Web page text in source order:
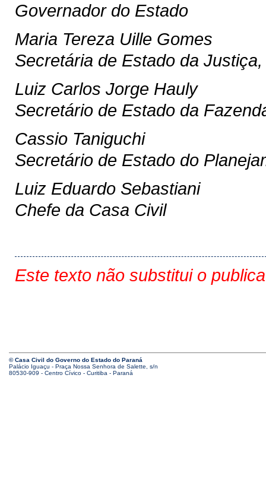
Governador do Estado
Maria Tereza Uille Gomes
Secretária de Estado da
Luiz Carlos Jorge Hauly
Secretário de Estado da
Cassio Taniguchi
Secretário de Estado do
Luiz Eduardo Sebastiani
Chefe da Casa Civil
Este texto não substitui o
© Casa Civil do Governo do Estado do Paraná
Palácio Iguaçu - Praça Nossa Senhora de Salette, s/n
80530-909 - Centro Cívico - Curitiba - Paraná